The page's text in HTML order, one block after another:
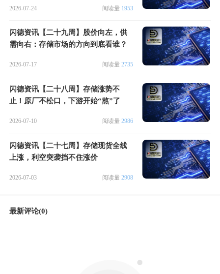
2026-07-24 阅读量 1953
闪德资讯【二十九周】股价向左，供
需向右：存储市场的方向到底看谁？
2026-07-17 阅读量 2735
闪德资讯【二十八周】存储涨势不
止！原厂不松口，下游开始“熬”了
2026-07-10 阅读量 2986
闪德资讯【二十七周】存储现货全线
上涨，利空突袭挡不住涨价
2026-07-03 阅读量 2908
最新评论(0)